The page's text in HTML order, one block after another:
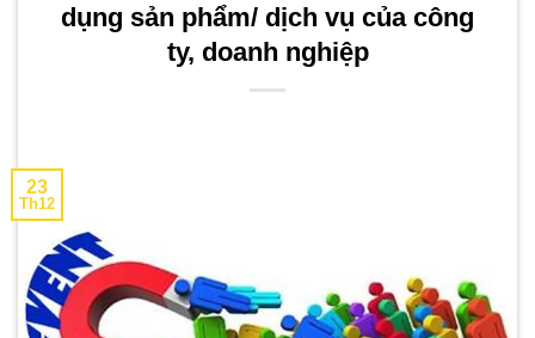
dụng sản phẩm/ dịch vụ của công
ty, doanh nghiệp
23
Th12